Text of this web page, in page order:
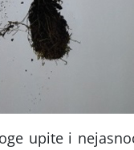
upite i